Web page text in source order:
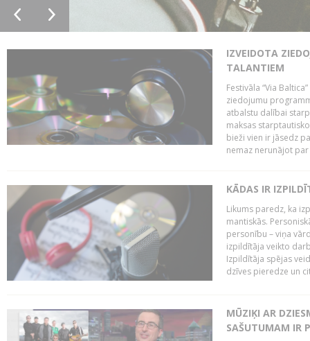
IZVEIDOTA
TALANTIEM
Festivāla “Via
ziedojumu
atbalstu dalībai
maksas
bieži vien ir jāsedz
nemaz nerunājot
KĀDAS IR
Likums paredz, ka
mantiskās.
personību – viņa
izpildītāja veikto
Izpildītāja spējas
dzīves pieredze un
MŪZIĶI AR
SAŠUTUMAM IR